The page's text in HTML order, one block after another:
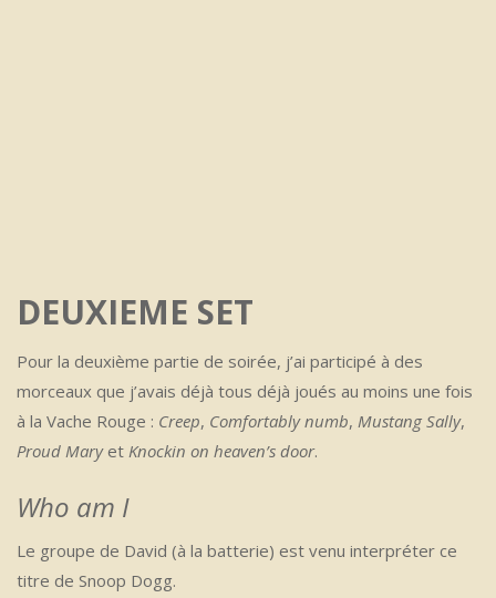
DEUXIEME SET
Pour la deuxième partie de soirée, j’ai participé à des
morceaux que j’avais déjà tous déjà joués au moins une fois
à la Vache Rouge : Creep, Comfortably numb, Mustang Sally,
Proud Maryet Knockin on heaven’s door.
Who am I
Le groupe de David (à la batterie) est venu interpréter ce
titre de Snoop Dogg.